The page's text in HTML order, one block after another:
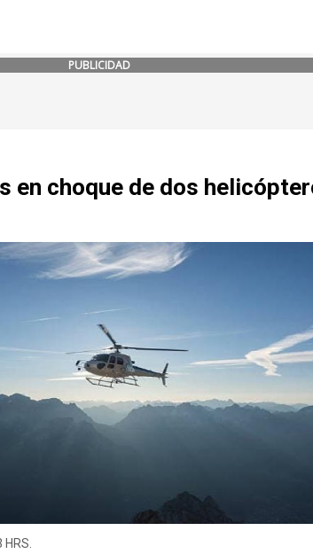
PUBLICIDAD
en choque de dos
HRS.